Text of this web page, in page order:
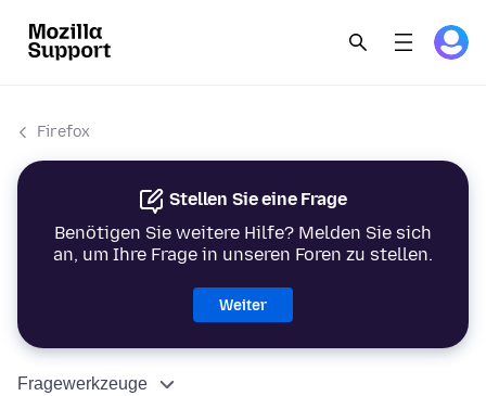
Firefox
Stellen Sie eine Frage
Benötigen Sie weitere Hilfe? Melden Sie sich
an, um Ihre Frage in unseren Foren zu stellen.
Weiter
Fragewerkzeuge